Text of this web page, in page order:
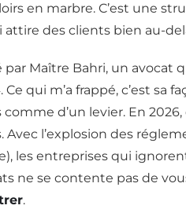
en marbre. C’est une
attire des clients bien au-
Maître Bahri, un avocat
qui m’a frappé, c’est sa
comme d’un levier. En
l’explosion des
les entreprises qui
ne se contente pas de
.